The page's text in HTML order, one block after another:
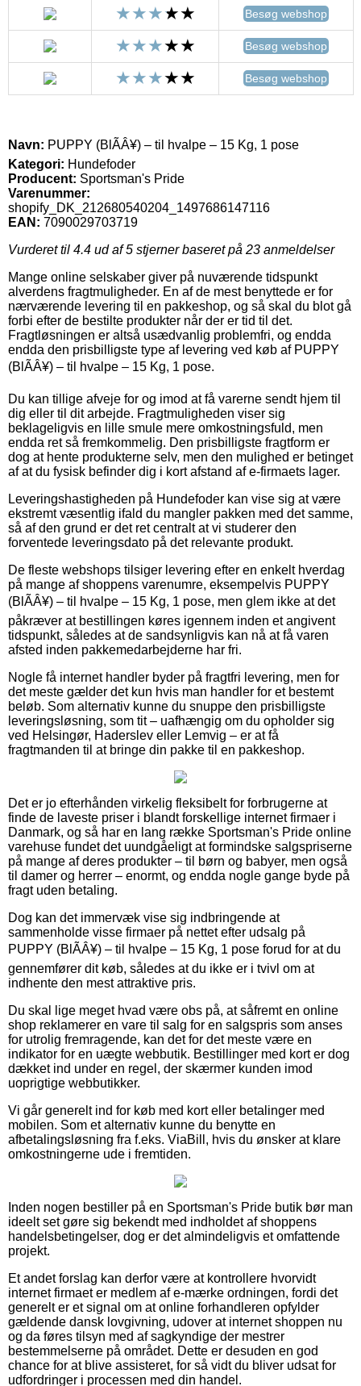
Besøg webshop
Besøg webshop
Besøg webshop
Navn: PUPPY (BlÃÂ¥) – til hvalpe – 15 Kg, 1 pose
Kategori: Hundefoder
Producent: Sportsman's Pride
Varenummer:
shopify_DK_212680540204_1497686147116
EAN: 7090029703719
Vurderet til 4.4 ud af 5 stjerner baseret på 23 anmeldelser
Mange online selskaber giver på nuværende tidspunkt
alverdens fragtmuligheder. En af de mest benyttede er for
nærværende levering til en pakkeshop, og så skal du blot gå
forbi efter de bestilte produkter når der er tid til det.
Fragtløsningen er altså usædvanlig problemfri, og endda
endda den prisbilligste type af levering ved køb af PUPPY
(BlÃÂ¥) – til hvalpe – 15 Kg, 1 pose.
Du kan tillige afveje for og imod at få varerne sendt hjem til
dig eller til dit arbejde. Fragtmuligheden viser sig
beklageligvis en lille smule mere omkostningsfuld, men
endda ret så fremkommelig. Den prisbilligste fragtform er
dog at hente produkterne selv, men den mulighed er betinget
af at du fysisk befinder dig i kort afstand af e-firmaets lager.
Leveringshastigheden på Hundefoder kan vise sig at være
ekstremt væsentlig ifald du mangler pakken med det samme,
så af den grund er det ret centralt at vi studerer den
forventede leveringsdato på det relevante produkt.
De fleste webshops tilsiger levering efter en enkelt hverdag
på mange af shoppens varenumre, eksempelvis PUPPY
(BlÃÂ¥) – til hvalpe – 15 Kg, 1 pose, men glem ikke at det
påkræver at bestillingen køres igennem inden et angivent
tidspunkt, således at de sandsynligvis kan nå at få varen
afsted inden pakkemedarbejderne har fri.
Nogle få internet handler byder på fragtfri levering, men for
det meste gælder det kun hvis man handler for et bestemt
beløb. Som alternativ kunne du snuppe den prisbilligste
leveringsløsning, som tit – uafhængig om du opholder sig
ved Helsingør, Haderslev eller Lemvig – er at få
fragtmanden til at bringe din pakke til en pakkeshop.
Det er jo efterhånden virkelig fleksibelt for forbrugerne at
finde de laveste priser i blandt forskellige internet firmaer i
Danmark, og så har en lang række Sportsman's Pride online
varehuse fundet det uundgåeligt at formindske salgspriserne
på mange af deres produkter – til børn og babyer, men også
til damer og herrer – enormt, og endda nogle gange byde på
fragt uden betaling.
Dog kan det immervæk vise sig indbringende at
sammenholde visse firmaer på nettet efter udsalg på
PUPPY (BlÃÂ¥) – til hvalpe – 15 Kg, 1 pose forud for at du
gennemfører dit køb, således at du ikke er i tvivl om at
indhente den mest attraktive pris.
Du skal lige meget hvad være obs på, at såfremt en online
shop reklamerer en vare til salg for en salgspris som anses
for utrolig fremragende, kan det for det meste være en
indikator for en uægte webbutik. Bestillinger med kort er dog
dækket ind under en regel, der skærmer kunden imod
uoprigtige webbutikker.
Vi går generelt ind for køb med kort eller betalinger med
mobilen. Som et alternativ kunne du benytte en
afbetalingsløsning fra f.eks. ViaBill, hvis du ønsker at klare
omkostningerne ude i fremtiden.
Inden nogen bestiller på en Sportsman's Pride butik bør man
ideelt set gøre sig bekendt med indholdet af shoppens
handelsbetingelser, dog er det almindeligvis et omfattende
projekt.
Et andet forslag kan derfor være at kontrollere hvorvidt
internet firmaet er medlem af e-mærke ordningen, fordi det
generelt er et signal om at online forhandleren opfylder
gældende dansk lovgivning, udover at internet shoppen nu
og da føres tilsyn med af sagkyndige der mestrer
bestemmelserne på området. Dette er desuden en god
chance for at blive assisteret, for så vidt du bliver udsat for
udfordringer i processen med din handel.